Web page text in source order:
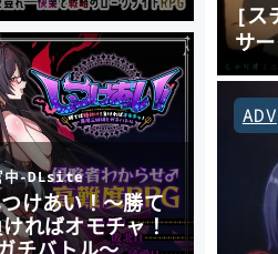
[ス
サ
ADV